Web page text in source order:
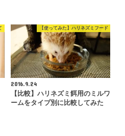
【使ってみた】ハリネズミフード
2016.9.24
【比較】ハリネズミ餌用のミルワ
ームをタイプ別に比較してみた